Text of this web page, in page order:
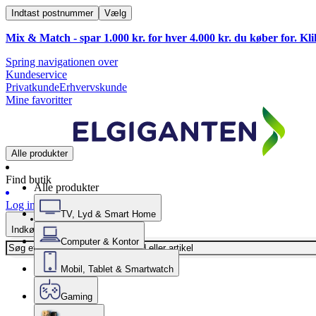
Indtast postnummer Vælg
Mix & Match - spar 1.000 kr. for hver 4.000 kr. du køber for.
Spring navigationen over
Kundeservice
PrivatkundeErhvervskunde
Mine favoritter
Alle produkter
Find butik
Log ind
Indkøbskurv
Alle produkter
TV, Lyd & Smart Home
Computer & Kontor
Mobil, Tablet & Smartwatch
Gaming